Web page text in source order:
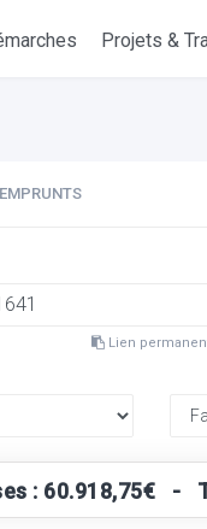
Projets &
EMPRUNTS
Lien
: 60.918,75€ -